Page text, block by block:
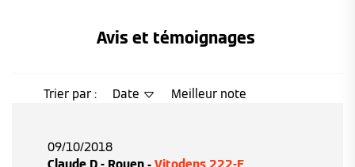
Avis et témoignages
Trier par : Date Meilleur note
09/10/2018